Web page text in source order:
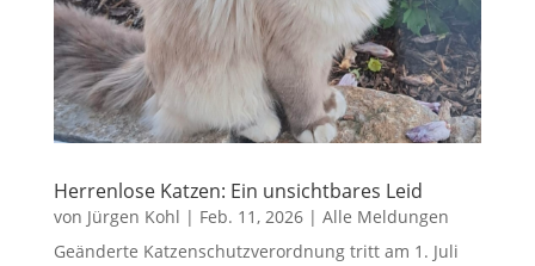
Herrenlose Katzen: Ein unsichtbares Leid
von Jürgen Kohl | Feb. 11, 2026| Alle Meldungen
Geänderte Katzenschutzverordnung tritt am 1. Juli